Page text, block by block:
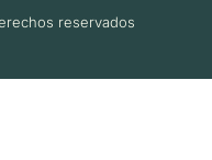
reservados